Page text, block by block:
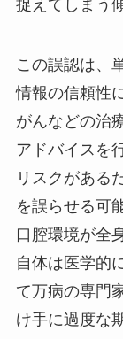
捉えてしまう
この誤認は、
情報の信頼性
がんなどの治
アドバイスを
リスクがある
を誤らせる可
口腔環境が全
自体は医学的
て万病の専門
け手に過度な